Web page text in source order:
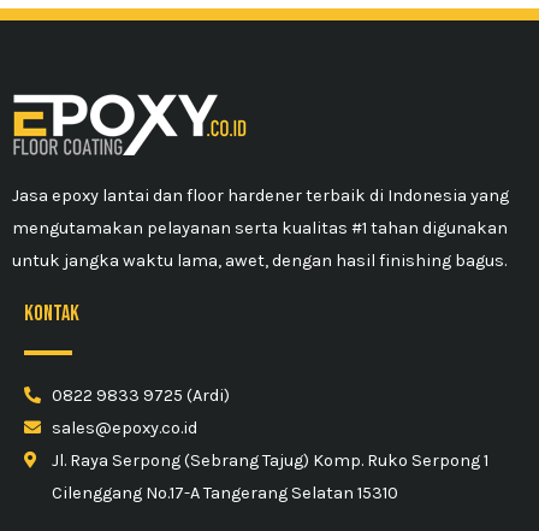
Jasa epoxy lantai dan floor hardener terbaik di Indonesia yang
mengutamakan pelayanan serta kualitas #1 tahan digunakan
untuk jangka waktu lama, awet, dengan hasil finishing bagus.
kontak
0822 9833 9725 (Ardi)
sales@epoxy.co.id
Jl. Raya Serpong (Sebrang Tajug) Komp. Ruko Serpong 1
Cilenggang No.17-A Tangerang Selatan 15310